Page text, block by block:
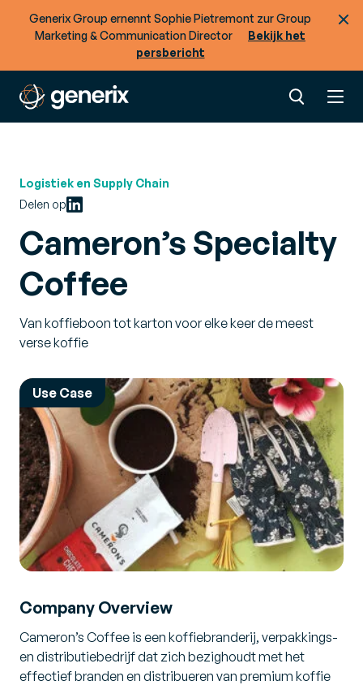
Generix Group ernennt Sophie Pietremont zur Group
Marketing & Communication Director
Bekijk het
persbericht
Logistiek en Supply Chain
Delen op
Cameron’s Specialty
Coffee
Van koffieboon tot karton voor elke keer de meest
verse koffie
Use Case
Company Overview
Cameron’s Coffee is een koffiebranderij, verpakkings-
en distributiebedrijf dat zich bezighoudt met het
effectief branden en distribueren van premium koffie